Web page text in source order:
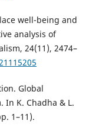
well-being and
analysis of
24(11), 2474–
Global
In K. Chadha & L.
1–11).